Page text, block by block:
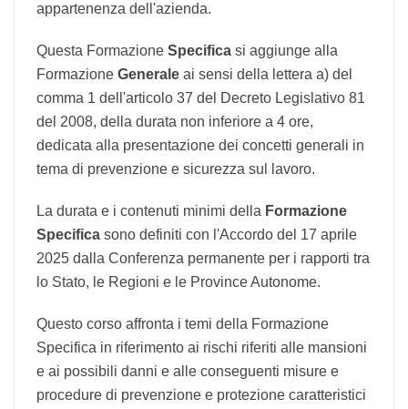
procedure di prevenzione e protezione
appartenenza dell'azienda.
Questa FormazioneSpecificasi aggiunge alla
FormazioneGeneraleai sensi della lettera a) del
comma 1 dell'articolo 37 del Decreto Legislativo
81 del 2008, della durata non inferiore a 4 ore,
in tema di prevenzione e sicurezza sul lavoro.
La durata e i contenuti minimi dellaFormazione
Specificasono definiti con l'Accordo del 17
rapporti tra lo Stato, le Regioni e le Province
Autonome.
Questo corso affronta i temi della Formazione